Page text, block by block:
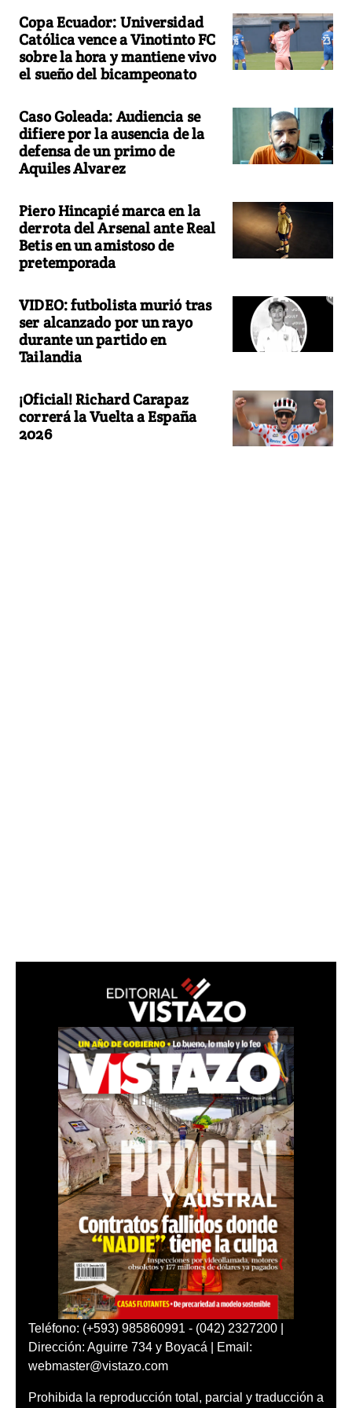
Copa Ecuador: Universidad
Católica vence a Vinotinto FC
sobre la hora y mantiene vivo
el sueño del bicampeonato
Caso Goleada: Audiencia se
difiere por la ausencia de la
defensa de un primo de
Aquiles Alvarez
Piero Hincapié marca en la
derrota del Arsenal ante Real
Betis en un amistoso de
pretemporada
VIDEO: futbolista murió tras
ser alcanzado por un rayo
durante un partido en
Tailandia
¡Oficial! Richard Carapaz
correrá la Vuelta a España
2026
Teléfono: (+593) 985860991 - (042) 2327200 |
Dirección: Aguirre 734 y Boyacá | Email:
webmaster@vistazo.com
Prohibida la reproducción total, parcial y traducción a